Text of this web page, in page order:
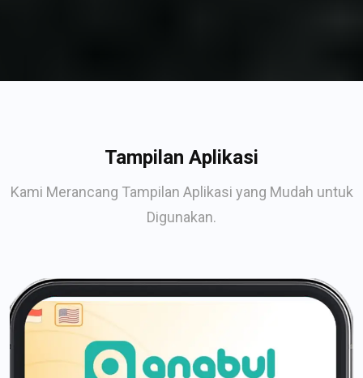
Tampilan Aplikasi
Kami Merancang Tampilan Aplikasi yang Mudah untuk
Digunakan.